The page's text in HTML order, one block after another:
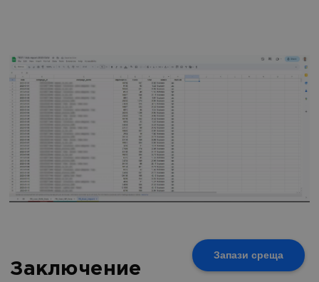
Запази среща
Заключение